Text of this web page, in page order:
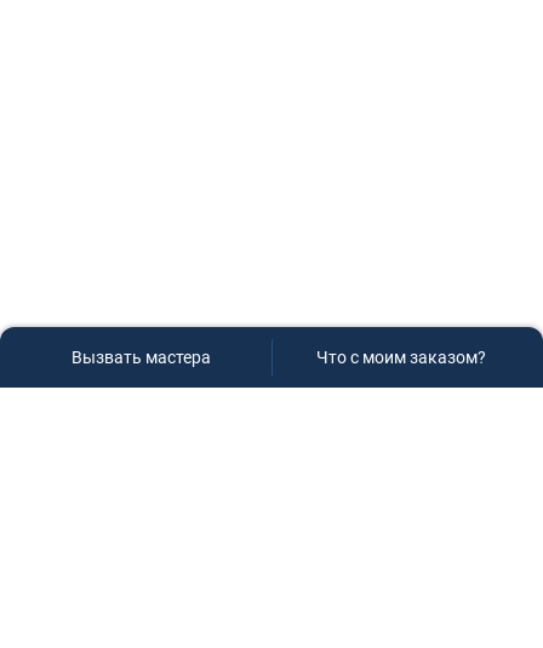
Вызвать мастера Что с моим заказом?